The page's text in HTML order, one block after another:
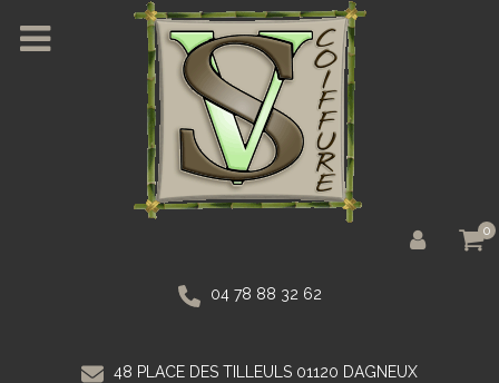
0
04 78 88 32 62
48 PLACE DES TILLEULS 01120 DAGNEUX